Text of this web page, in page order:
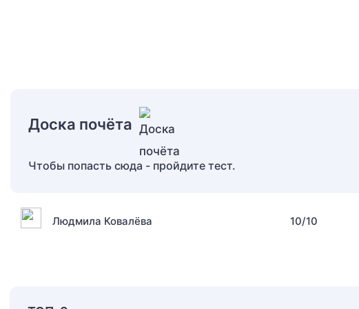
Доска почёта
Чтобы попасть сюда - пройдите тест.
Людмила Ковалёва 10/10